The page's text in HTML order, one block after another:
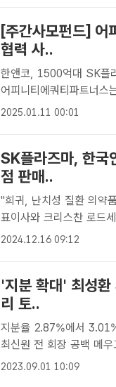
[주간사모펀드]
협력 사..
한앤코, 1500억대 SK플
어피니티에쿼티파트너
BYD 협업 등 루머를 부
2025.01.11 00:01
SK플라즈마, 한국
점 판매..
"희귀, 난치성 질환 의약품 개발 및 도입
표이사와 크리스찬 로드
케이드주'의 국내 독점 판
2024.12.16 09:12
'지분 확대' 최성
리 토..
지분율 2.87%에서
최신원 전 회장 공백 메우고 경영권
장이 최근 지분을 꾸준히
2023.09.01 10:09